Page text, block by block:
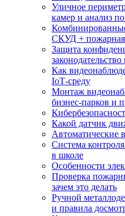
Уличное
камер и анализ
СКУД + пожарная
Защита
Как
IoT‑среду
Монтаж
бизнес‑парков и
Какой датчик
Автоматические
Система
в школе
Особенности
Проверка
зачем это делать
Ручной
и правила